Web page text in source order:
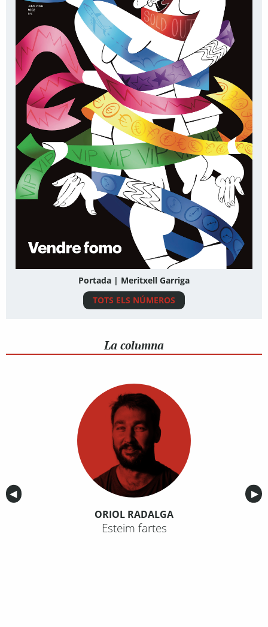
Portada | Meritxell Garriga
TOTS ELS NÚMEROS
La columna
Anterior
◀︎ ▶︎
ORIOL RADALGA
Esteim fartes